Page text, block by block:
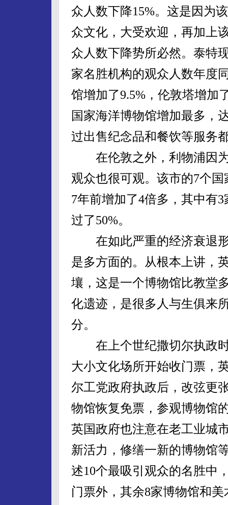
众人数下降15%。这是因为
众文化，大受欢迎，再加上
众人数下降势所必然。泰特
家名胜机构的观众人数年度
馆增加了9.5%，伦敦塔增加
国家海洋博物馆增加最多，
过出售纪念品和餐饮等服务
在伦敦之外，利物浦因为
观众也很可观。该市的7个
7年前增加了4倍多，其中有
过了50%。
在如此严重的经济衰退形
是多方面的。从根本上讲，
壤，这是一个博物馆比教堂
化遗迹，是很多人与生俱来
分。
在上个世纪撒切尔执政时
大小文化场所开始收门票，
尔工党政府执政后，改弦更
物馆恢复免票，参观博物馆
英国政府也注意在老工业城
新活力，修缮一新的博物馆
述10个最吸引观众的名胜中
门票外，其余8家博物馆和